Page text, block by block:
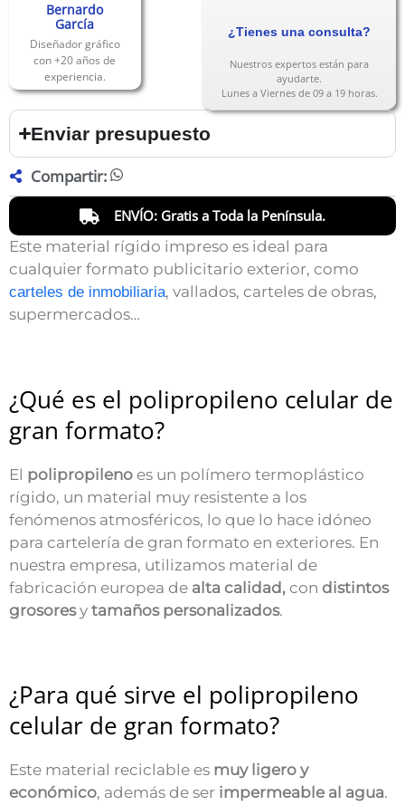
Bernardo
García
Diseñador gráfico
con +20 años de
experiencia.
¿Tienes una consulta?
Nuestros expertos están para
ayudarte.
Lunes a Viernes de 09 a 19 horas.
Enviar presupuesto
Compartir:
ENVÍO: Gratis a Toda la Península.
Este material rígido impreso es ideal para
cualquier formato publicitario exterior, como
carteles de inmobiliaria, vallados, carteles de obras,
supermercados…
¿Qué es el polipropileno celular de
gran formato?
El polipropileno es un polímero termoplástico
rígido, un material muy resistente a los
fenómenos atmosféricos, lo que lo hace idóneo
para cartelería de gran formato en exteriores. En
nuestra empresa, utilizamos material de
fabricación europea de alta calidad, con distintos
grosoresy tamaños personalizados.
¿Para qué sirve el polipropileno
celular de gran formato?
Este material reciclable es muy ligero y
económico, además de ser impermeable al agua.